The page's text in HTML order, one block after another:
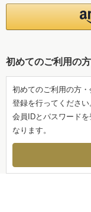
初めてのご利用の
初めてのご利用の方
登録を行ってください
会員IDとパスワード
なります。